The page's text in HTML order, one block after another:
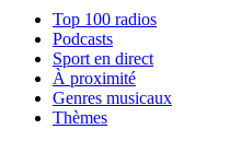
Top 100 radios
Podcasts
Sport en direct
À proximité
Genres musicaux
Thèmes